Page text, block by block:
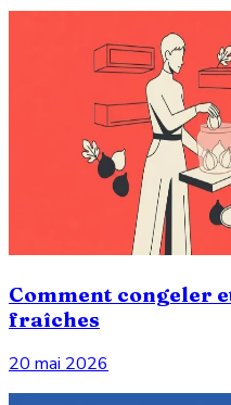
Comment congeler
fraîches
20 mai 2026